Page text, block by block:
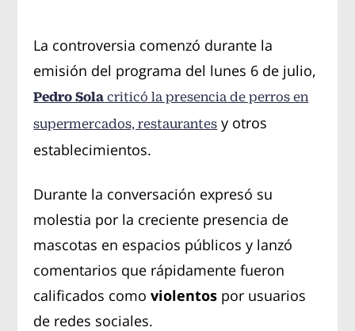
La controversia comenzó durante la
emisión del programa del lunes 6 de julio,
Pedro Sola criticó la presencia de perros en
supermercados, restaurantes y otros
establecimientos.
Durante la conversación expresó su
molestia por la creciente presencia de
mascotas en espacios públicos y lanzó
comentarios que rápidamente fueron
calificados comoviolentos por usuarios
de redes sociales.